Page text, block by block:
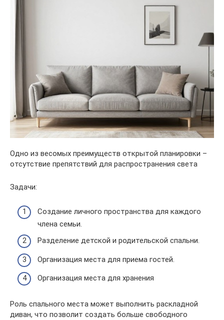
Одно из весомых преимуществ открытой планировки –
отсутствие препятствий для распространения света
Задачи:
Создание личного пространства для каждого
члена семьи.
Разделение детской и родительской спальни.
Организация места для приема гостей.
Организация места для хранения
Роль спального места может выполнить раскладной
диван, что позволит создать больше свободного